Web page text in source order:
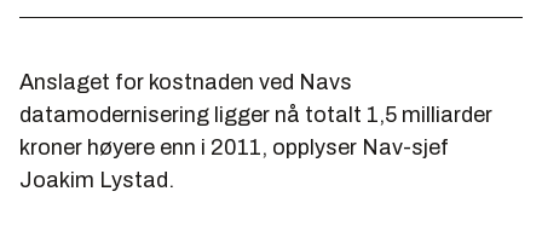
Anslaget for kostnaden ved Navs
datamodernisering ligger nå totalt 1,5 milliarder
kroner høyere enn i 2011, opplyser Nav-sjef
Joakim Lystad.